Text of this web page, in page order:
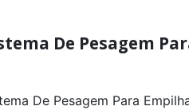
De Pesagem
De Pesagem Para